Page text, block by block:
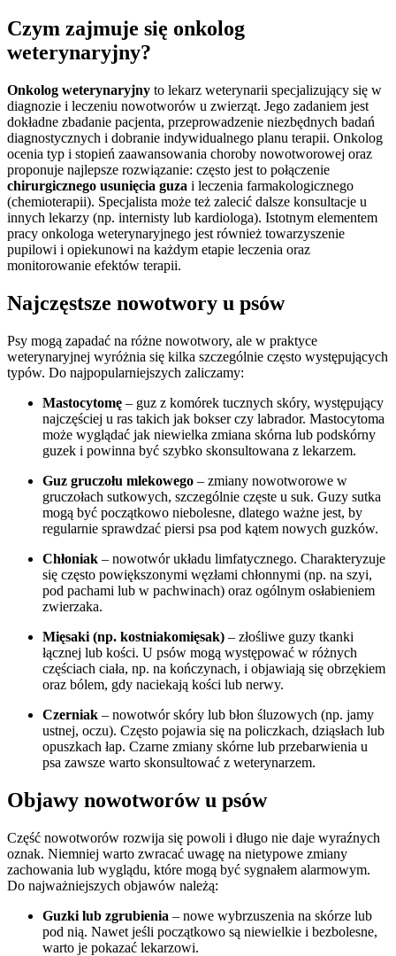
Czym zajmuje się onkolog
weterynaryjny?
Onkolog weterynaryjny to lekarz weterynarii specjalizujący się w
diagnozie i leczeniu nowotworów u zwierząt. Jego zadaniem jest
dokładne zbadanie pacjenta, przeprowadzenie niezbędnych badań
diagnostycznych i dobranie indywidualnego planu terapii. Onkolog
ocenia typ i stopień zaawansowania choroby nowotworowej oraz
proponuje najlepsze rozwiązanie: często jest to połączenie
chirurgicznego usunięcia guza i leczenia farmakologicznego
(chemioterapii). Specjalista może też zalecić dalsze konsultacje u
innych lekarzy (np. internisty lub kardiologa). Istotnym elementem
pracy onkologa weterynaryjnego jest również towarzyszenie
pupilowi i opiekunowi na każdym etapie leczenia oraz
monitorowanie efektów terapii.
Najczęstsze nowotwory u psów
Psy mogą zapadać na różne nowotwory, ale w praktyce
weterynaryjnej wyróżnia się kilka szczególnie często występujących
typów. Do najpopularniejszych zaliczamy:
Mastocytomę – guz z komórek tucznych skóry, występujący
najczęściej u ras takich jak bokser czy labrador. Mastocytoma
może wyglądać jak niewielka zmiana skórna lub podskórny
guzek i powinna być szybko skonsultowana z lekarzem.
Guz gruczołu mlekowego – zmiany nowotworowe w
gruczołach sutkowych, szczególnie częste u suk. Guzy sutka
mogą być początkowo niebolesne, dlatego ważne jest, by
regularnie sprawdzać piersi psa pod kątem nowych guzków.
Chłoniak – nowotwór układu limfatycznego. Charakteryzuje
się często powiększonymi węzłami chłonnymi (np. na szyi,
pod pachami lub w pachwinach) oraz ogólnym osłabieniem
zwierzaka.
Mięsaki (np. kostniakomięsak) – złośliwe guzy tkanki
łącznej lub kości. U psów mogą występować w różnych
częściach ciała, np. na kończynach, i objawiają się obrzękiem
oraz bólem, gdy naciekają kości lub nerwy.
Czerniak – nowotwór skóry lub błon śluzowych (np. jamy
ustnej, oczu). Często pojawia się na policzkach, dziąsłach lub
opuszkach łap. Czarne zmiany skórne lub przebarwienia u
psa zawsze warto skonsultować z weterynarzem.
Objawy nowotworów u psów
Część nowotworów rozwija się powoli i długo nie daje wyraźnych
oznak. Niemniej warto zwracać uwagę na nietypowe zmiany
zachowania lub wyglądu, które mogą być sygnałem alarmowym.
Do najważniejszych objawów należą:
Guzki lub zgrubienia – nowe wybrzuszenia na skórze lub
pod nią. Nawet jeśli początkowo są niewielkie i bezbolesne,
warto je pokazać lekarzowi.